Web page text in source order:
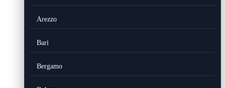
Arezzo
Bari
Bergamo